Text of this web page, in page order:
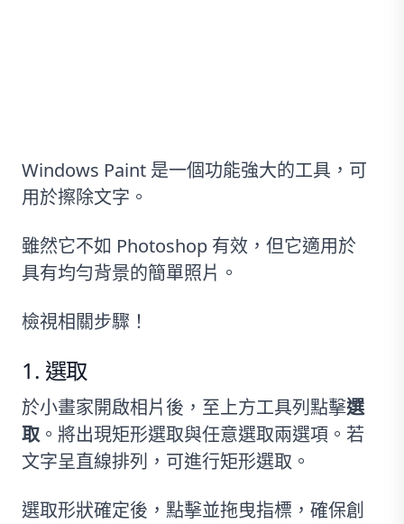
Windows Paint 是一個功能強大的工具，可
用於擦除文字。
雖然它不如 Photoshop 有效，但它適用於
具有均勻背景的簡單照片。
檢視相關步驟！
選取
於小畫家開啟相片後，至上方工具列點擊選
取。將出現矩形選取與任意選取兩選項。若
文字呈直線排列，可進行矩形選取。
選取形狀確定後，點擊並拖曳指標，確保創